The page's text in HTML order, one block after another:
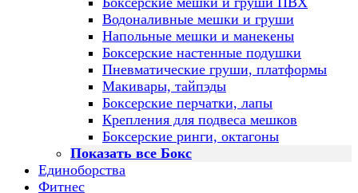
Водоналивные мешки и груши
Напольные мешки и манекены
Боксерские настенные подушки
Пневматические груши, платформы
Макивары, тайпэды
Боксерские перчатки, лапы
Крепления для подвеса мешков
Боксерские ринги, октагоны
Показать все Бокс
Единоборства
Фитнес